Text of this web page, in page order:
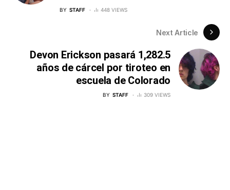
BY STAFF 448 VIEWS
Next Article
Devon Erickson pasará 1,282.5
años de cárcel por tiroteo en
escuela de Colorado
BY STAFF 309 VIEWS